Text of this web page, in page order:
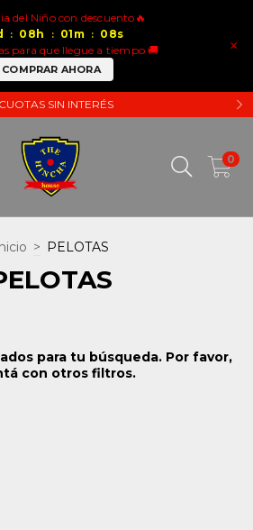
×
del Niño con descuento🔥
: 08 h : 01 m : 08s
para que llegue a tiempo 🚚
COMPRAR AHORA
SIN INTERÉS
0
> PELOTAS
para tu búsqueda. Por favor,
con otros filtros.